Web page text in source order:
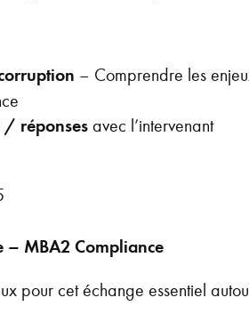
– Comprendre les
/ réponsesavec l’intervenant
MBA2 Compliance
pour cet échange essentiel